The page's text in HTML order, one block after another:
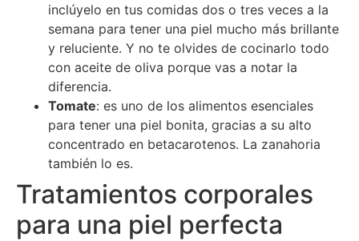
inclúyelo en tus comidas dos o tres veces a la
semana para tener una piel mucho más brillante
y reluciente. Y no te olvides de cocinarlo todo
con aceite de oliva porque vas a notar la
diferencia.
Tomate: es uno de los alimentos esenciales
para tener una piel bonita, gracias a su alto
concentrado en betacarotenos. La zanahoria
también lo es.
Tratamientos corporales
para una piel perfecta